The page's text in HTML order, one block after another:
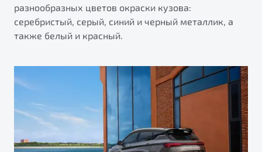
разнообразных цветов окраски кузова:
серебристый, серый, синий и черный металлик, а
также белый и красный.